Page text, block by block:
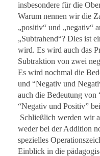
insbesondere für die
Warum nennen wir die
„positiv“ und „negativ“
„Subtrahend“? Dies ist
wird. Es wird auch das
Subtraktion von zwei
Es wird nochmal die
und “Negativ und
auch die Bedeutung von
“Negativ und Positiv”
Schließlich werden wir
weder bei der Addition
spezielles
Einblick in die